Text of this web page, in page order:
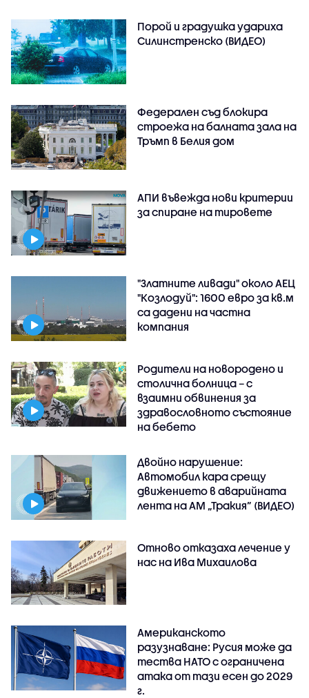
Порой и градушка удариха
Силинстренско (ВИДЕО)
Федерален съд блокира
строежа на балната зала на
Тръмп в Белия дом
АПИ въвежда нови критерии
за спиране на тировете
"Златните ливади" около АЕЦ
"Козлодуй": 1600 евро за кв.м
са дадени на частна
компания
Родители на новородено и
столична болница – с
взаимни обвинения за
здравословното състояние
на бебето
Двойно нарушение:
Автомобил кара срещу
движението в аварийната
лента на АМ „Тракия” (ВИДЕО)
Отново отказаха лечение у
нас на Ива Михаилова
Американското
разузнаване: Русия може да
тества НАТО с ограничена
атака от тази есен до 2029
г.